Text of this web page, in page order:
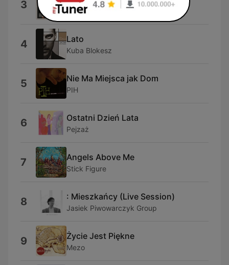
3 Vito Bambino
4 Lato
Kuba Blokesz
5 Nie Ma Miejsca jak Dom
PIH
6 Ostatni Dzień Lata
Pejzaż
7 Angels Above Me
Stick Figure
8 : Mieszkańcy (Live Session)
Jasiek Piwowarczyk Group
9 Życie Jest Piękne
Mezo